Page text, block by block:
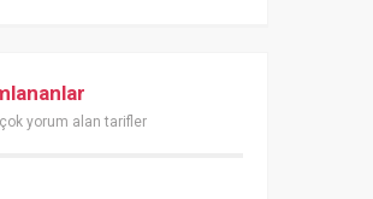
yorum alan tarifler